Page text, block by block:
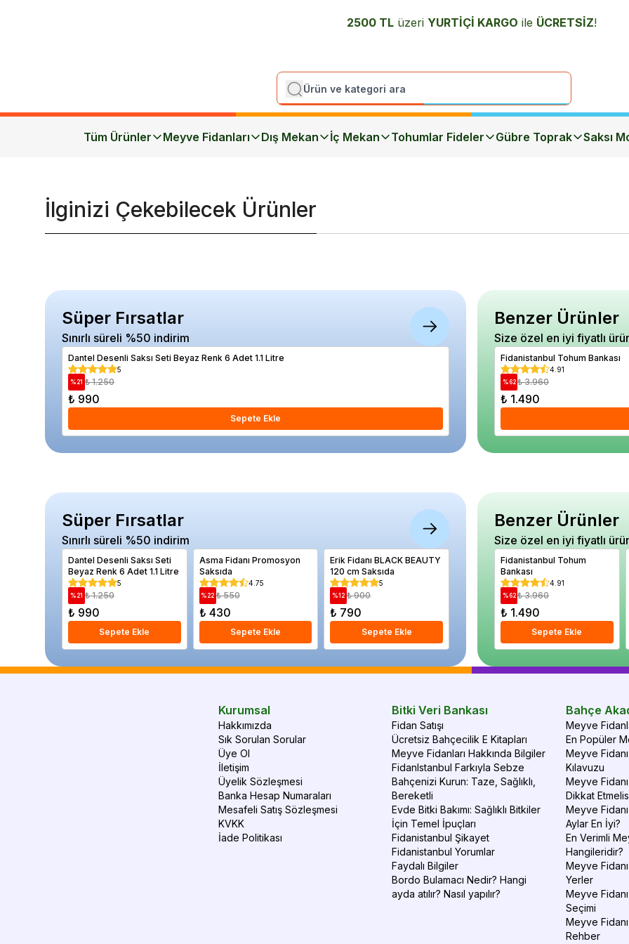
2500 TL üzeri YURTİÇİ KARGO ile ÜCRETSİZ!
Tüm Ürünler Meyve Fidanları Dış Mekan İç Mekan Tohumlar Fideler Gübre Toprak Saksı
İlginizi Çekebilecek Ürünler
Süper Fırsatlar
Sınırlı süreli %50 indirim
Dantel Desenli Saksı Seti Beyaz Renk 6 Adet 1.1 Litre
5
%21 ₺ 1.250
₺ 990
Sepete Ekle
Asma Fidanı Promosyon Saksıda
4.75
Benzer Ürünler
Size özel en iyi fiyatlı
Fidanistanbul Tohum Bankası
4.91
% 62 ₺ 3.960
₺ 1.490
Süper Fırsatlar
Sınırlı süreli %50 indirim
Dantel Desenli Saksı Seti
Beyaz Renk 6 Adet 1.1 Litre
5
%21 ₺ 1.250
₺ 990
Sepete Ekle
Asma Fidanı Promosyon
Saksıda
4.75
%22 ₺ 550
₺ 430
Sepete Ekle
Erik Fidanı BLACK BEAUTY
120 cm Saksıda
5
%12 ₺ 900
₺ 790
Sepete Ekle
Erik Fidanı Duante 120 cm
Açık Köklü
5
Sepete Ekle
Gold
Benzer Ürünler
Size özel en iyi fiyatlı
Fidanistanbul Tohum
Bankası
4.91
% 62 ₺ 3.960
₺ 1.490
Sepete Ekle
Kurumsal
Hakkımızda
Sık Sorulan Sorular
Üye Ol
İletişim
Üyelik Sözleşmesi
Banka Hesap Numaraları
Mesafeli Satış Sözleşmesi
KVKK
İade Politikası
Bitki Veri Bankası
Fidan Satışı
Ücretsiz Bahçecilik E Kitapları
Meyve Fidanları Hakkında Bilgiler
FidanIstanbul Farkıyla Sebze
Bahçenizi Kurun: Taze, Sağlıklı,
Bereketli
Evde Bitki Bakımı: Sağlıklı Bitkiler
İçin Temel İpuçları
Fidanistanbul Şikayet
Fidanistanbul Yorumlar
Faydalı Bilgiler
Bordo Bulamacı Nedir? Hangi
ayda atılır? Nasıl yapılır?
Bahçe
Meyve
En Popüler
Meyve
Kılavuzu
Meyve
Dikkat
Meyve
Aylar En İyi?
En Verimli
Hangileridir?
Meyve
Yerler
Meyve
Seçimi
Meyve Fidanı
Rehber